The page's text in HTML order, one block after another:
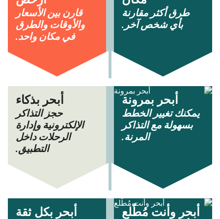
طرق أكثر مقارنة
بأي شخص آخر.
قارن بين الأسعار
والأوقات والطرق
في مكان واحد.
أبحر بمرونة
يمكنك تغيير الخطط
بسهولة مع التذاكر
المرنة.
أبحر بذكاء
حجز التذاكر
الإلكترونية وإدارة
الرحلات داخل
التطبيق.
أبحر وأنت مُطّلع أبحر بكل ثقة